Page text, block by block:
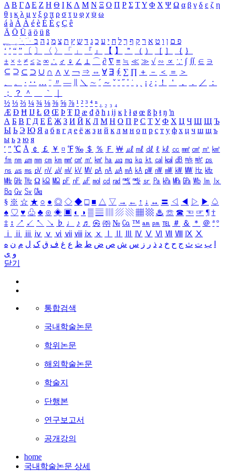
Α Β ΓΔ Ε Ζ Η Θ Ι ΚΛ Μ Ν Ξ Ο Π Ρ Σ ΤΥ Φ Χ Ψ Ω α β γ δ ε ζ η
θ ι κ λ μ ν ξ ο π ρ σ τ υ φ χ ψ ω
á à Á À é è É È ç Ç ê
Ä Ö Ü ä ö ü ß
ִֶֹ ֻּ ׁׂ פ ם ן ו ט א ר ק ף ך ל ח י ע כ ג ד ש ץ ת צ מ נ ה ב
‘ ’ “ ” 〔 〕 〈 〉 「 」 『 』 【 】 ＂ （ ） ［ ］ ｛ ｝
± × ÷ ≠ ≤ ≥ ∞ ∴ ♂ ♀ ∠ ⊥ ⌒ ∂ ∇ ≡ ≒ ≪ ≫ √ ∽ ∝ ∵ ∫ ∬ ∈ ∋
⊆ ⊇ ⊂ ⊃ ∪ ∩ ∧ ∨ ￢ ⇒ ⇔ ∀ ∃ ∮ ∑ ∏ ＋ － ＜ ＝
＞
、
。 · ‥ … ¨ 〃 ― ＼ ∼ ´ ～ ˇ ˘ ˝ ˚ ˙ ¸ ¡ ¿ ː ！ ＇ ， ． ／
：
；
？ ＾ ｀
½ ⅓ ⅔ ¼ ¾ ⅛ ⅜ ⅝ ⅞ ¹ ² ³ ⁴ ⁿ ₁ ₂ ₃ ₄
Æ Ð Ħ Ĳ Ł Ø Œ Þ Ŧ Ŋ æ đ ð ħ ı ĳ ĸ ŀ ł ø œ ß þ ŧ ŋ ŉ
А Б В Г Д Е Ё Ж З И Й К Л М Н О П Р С Т У Ф Х Ц Ч Ш Щ Ъ
Ы Ь Э Ю Я а б в г д е ё ж з и й к л м н о п р с т у ф х ц ч ш щ ъ
ы ь э ю я
′ ″ ℃ Å ￠ ￡ ￥ ¤ ℉ ‰ ＄ ％ Ｆ ￦ ㎕ ㎖ ㎗ ℓ ㎘ ㏄ ㎣ ㎤ ㎥ ㎦
㎙ ㎚ ㎛ ㎜ ㎝ ㎞ ㎟ ㎠ ㎡ ㎢ ㏊ ㎍ ㎎ ㎏ ㏏ ㎈ ㎉ ㏈ ㎧ ㎨ ㎰
㎱ ㎲ ㎳ ㎴ ㎵ ㎶ ㎷ ㎸ ㎹ ㎀ ㎁ ㎂ ㎃ ㎄ ㎺ ㎻ ㎽ ㎾ ㎿ ㎐ ㎑
㎒ ㎓ ㎔ Ω ㏀ ㏁ ㎊ ㎋ ㎌ ㏖ ㏅ ㎭ ㎮ ㎯ ㏛ ㎩ ㎪ ㎫ ㎬ ㏝ ㏐
㏓
㏃ ㏉ ㏜ ㏆
§ ※ ☆ ★ ○ ● ◎ ◇ ◆ □ ■ △ ▽ → ← ↑ ↓ ↔ 〓 ◁ ◀ ▷ ▶ ♤
♠ ♡ ♥ ♧ ♣ ⊙ ◈ ▣ ◐ ◑ ▒ ▤ ▨ ▧ ▦ ▩ ♨ ☏ ☎ ☜ ☞ ¶ †
‡ ↕ ↗ ↙ ↖ ↘ ♭ ♩ ♪ ♬ ㉿ ㈜ № ㏇ ™ ㏂ ㏘ ℡ ＃ ＆ ＊ ＠ ª º
ⅰ
ⅱ ⅲ ⅳ ⅴ ⅵ ⅶ ⅷ ⅸ ⅹ Ⅳ Ⅴ Ⅵ Ⅶ Ⅷ Ⅸ Ⅹ
ب ت ث ج ح خ د ذ ر ز س ش ص ض ط ظ ع غ ف ق ک ل م ن ه
و ی
닫기
통합검색
국내학술논문
학위논문
해외학술논문
학술지
단행본
연구보고서
공개강의
home
국내학술논문 상세